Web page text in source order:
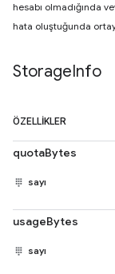
hesabı olmadığında
hata oluştuğunda
StorageInfo
ÖZELLIKLER
quotaBytes
sayı
usageBytes
sayı